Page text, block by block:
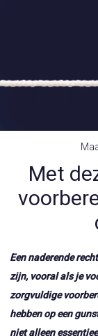
Met
Een naderende
zijn, vooral als je
zorgvuldige
hebben op een
niet alleen